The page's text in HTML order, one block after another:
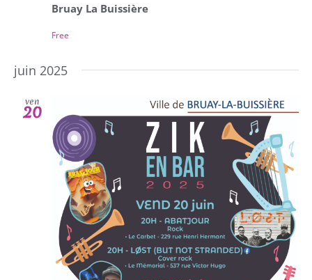
Bruay La Buissière
Free
juin 2025
ven
20